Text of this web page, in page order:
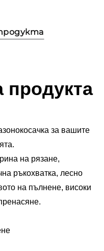
продукта
за вашите
на рязане,
ръкохватка, лесно
на пълнене, високи